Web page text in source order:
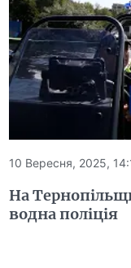
10 Вересня, 2025,
На
водна поліція